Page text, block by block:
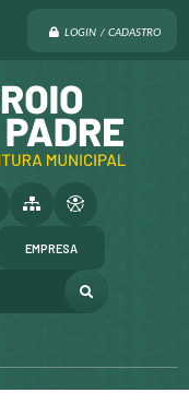
LOGIN / CADASTRO
EMPRESA